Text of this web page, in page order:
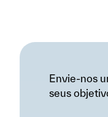
Envie-nos
seus